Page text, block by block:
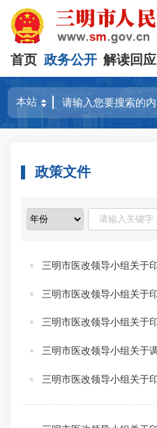
首页 政务公开 解读回应
政策文件